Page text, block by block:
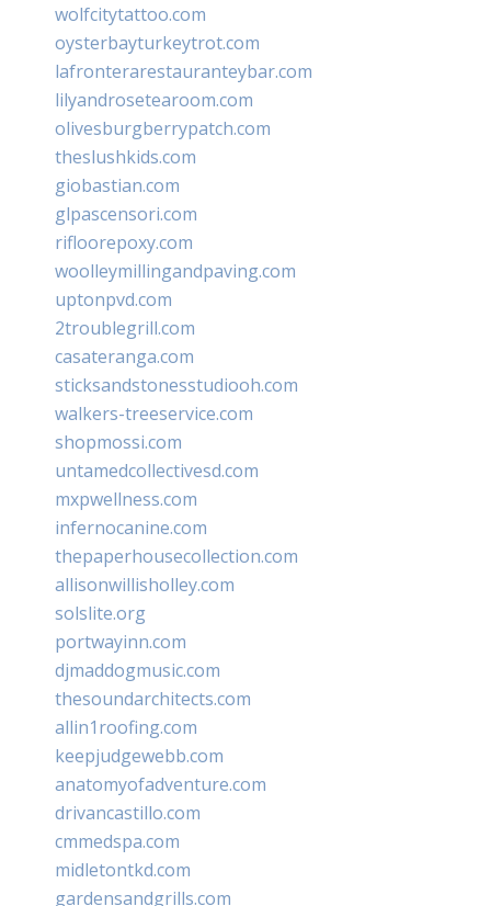
wolfcitytattoo.com
oysterbayturkeytrot.com
lafronterarestauranteybar.com
lilyandrosetearoom.com
olivesburgberrypatch.com
theslushkids.com
giobastian.com
glpascensori.com
rifloorepoxy.com
woolleymillingandpaving.com
uptonpvd.com
2troublegrill.com
casateranga.com
sticksandstonesstudiooh.com
walkers-treeservice.com
shopmossi.com
untamedcollectivesd.com
mxpwellness.com
infernocanine.com
thepaperhousecollection.com
allisonwillisholley.com
solslite.org
portwayinn.com
djmaddogmusic.com
thesoundarchitects.com
allin1roofing.com
keepjudgewebb.com
anatomyofadventure.com
drivancastillo.com
cmmedspa.com
midletontkd.com
gardensandgrills.com